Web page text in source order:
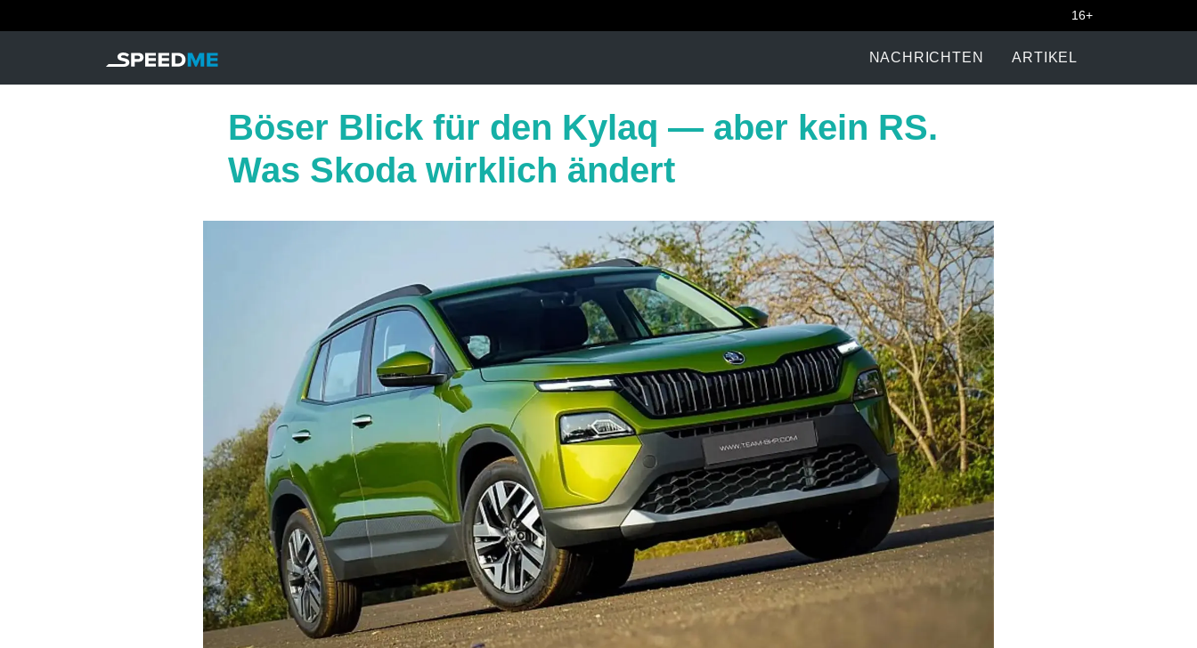
16+
NACHRICHTEN ARTIKEL
Böser Blick für den Kylaq — aber kein RS.
Was Skoda wirklich ändert